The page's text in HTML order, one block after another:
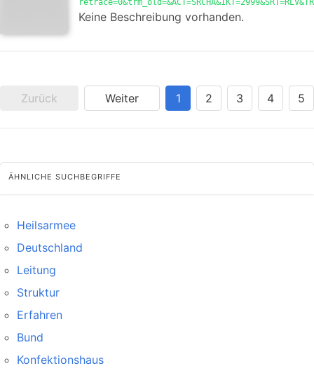
Keine Beschreibung vorhanden.
Zurück Weiter 1 2 3 4 5
ÄHNLICHE SUCHBEGRIFFE
Heilsarmee
Deutschland
Leitung
Struktur
Erfahren
Bund
Konfektionshaus